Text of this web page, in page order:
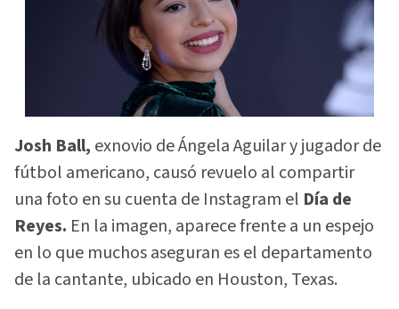
Josh Ball, exnovio de Ángela Aguilar y jugador de
fútbol americano, causó revuelo al compartir
una foto en su cuenta de Instagram el Día de
Reyes. En la imagen, aparece frente a un espejo
en lo que muchos aseguran es el departamento
de la cantante, ubicado en Houston, Texas.